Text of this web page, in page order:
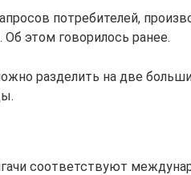
потребителей,
этом говорилось ранее.
разделить на две
соответствуют